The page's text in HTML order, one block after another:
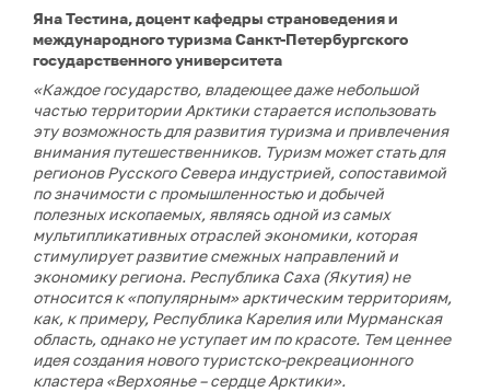
Яна Тестина, доцент кафедры страноведения и
международного туризма Санкт-Петербургского
государственного университета
«Каждое государство, владеющее даже небольшой
частью территории Арктики старается использовать
эту возможность для развития туризма и привлечения
внимания путешественников. Туризм может стать для
регионов Русского Севера индустрией, сопоставимой
по значимости с промышленностью и добычей
полезных ископаемых, являясь одной из самых
мультипликативных отраслей экономики, которая
стимулирует развитие смежных направлений и
экономику региона. Республика Саха (Якутия) не
относится к «популярным» арктическим территориям,
как, к примеру, Республика Карелия или Мурманская
область, однако не уступает им по красоте. Тем ценнее
идея создания нового туристско-рекреационного
кластера «Верхоянье – сердце Арктики».